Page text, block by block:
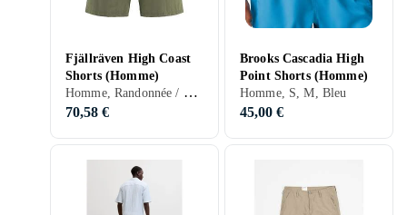
Fjällräven High Coast
Shorts (Homme)
Homme, Randonnée / Outdoor, S, M, Noir, Gris, Bleu, Vert
70,58 €
Brooks Cascadia High
Point Shorts (Homme)
Homme, S, M, Bleu
45,00 €